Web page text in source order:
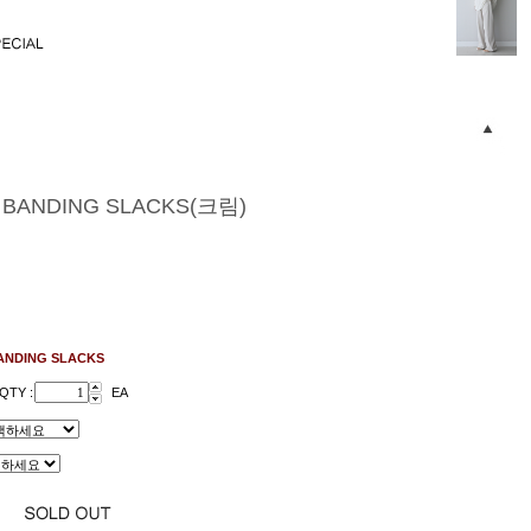
SLACKS(크림)
SLACKS
QTY : EA